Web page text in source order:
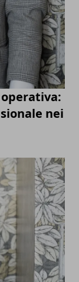
operativa:
nei